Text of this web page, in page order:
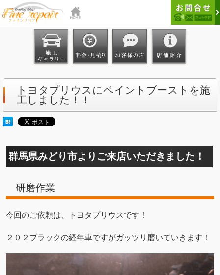
トヨタプリウスにペイントブーストを施
工しました！！
群馬県みどり市よりご来店いただきました！
研磨作業
今回のご依頼は、トヨタプリウスです！
２０２ブラックの経年車ですがガッツリ磨いていきます！